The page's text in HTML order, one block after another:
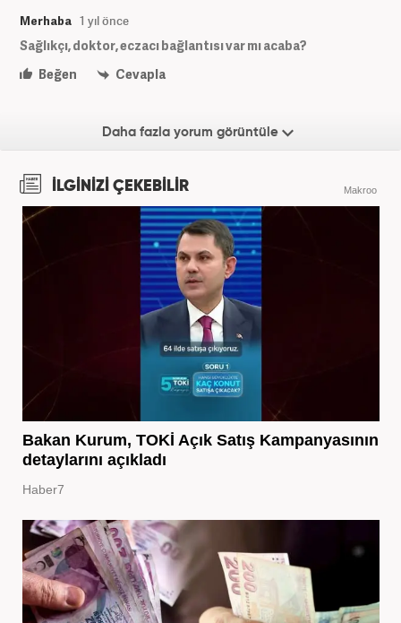
Merhaba 1 yıl önce
Sağlıkçı, doktor, eczacı bağlantısı var mı acaba?
Beğen
Cevapla
Daha fazla yorum görüntüle
İLGİNİZİ ÇEKEBİLİR Makroo
Bakan Kurum, TOKİ Açık Satış Kampanyasının
detaylarını açıkladı
Haber7